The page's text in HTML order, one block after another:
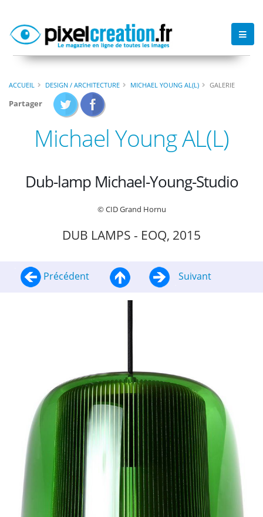
ACCUEIL DESIGN / ARCHITECTURE MICHAEL YOUNG AL(L) GALERIE
Partager
Michael Young AL(L)
Dub-lamp Michael-Young-Studio
© CID Grand Hornu
DUB LAMPS - EOQ, 2015
Précédent Suivant